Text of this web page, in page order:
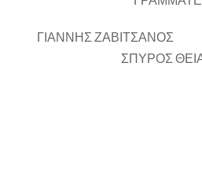
ΓΙΑΝΝΗΣ
ΣΠΥΡΟΣ